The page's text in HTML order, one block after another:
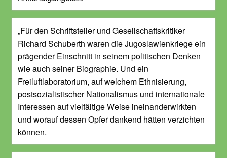
„Für den Schriftsteller und Gesellschaftskritiker
Richard Schuberth waren die Jugoslawienkriege ein
prägender Einschnitt in seinem politischen Denken
wie auch seiner Biographie. Und ein
Freiluftlaboratorium, auf welchem Ethnisierung,
postsozialistischer Nationalismus und internationale
Interessen auf vielfältige Weise ineinanderwirkten
und worauf dessen Opfer dankend hätten verzichten
können.